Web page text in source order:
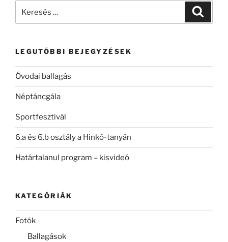
LEGUTÓBBI BEJEGYZÉSEK
Óvodai ballagás
Néptáncgála
Sportfesztivál
6.a és 6.b osztály a Hinkó-tanyán
Határtalanul program – kisvideó
KATEGÓRIÁK
Fotók
Ballagások